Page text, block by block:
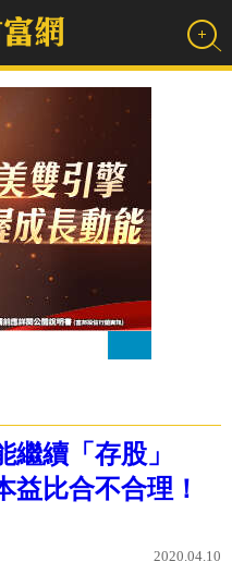
續「存股」
益比合不合理！
2020.04.10